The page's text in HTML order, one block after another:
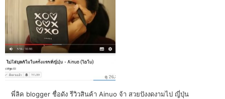
พี่ลิค blogger ชื่อดัง รีวิวสินค้า Ainuo จ้า สวยปังงดงามไป ญี่ปุ่น